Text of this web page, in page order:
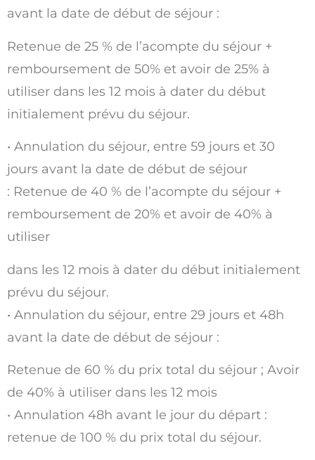
avant la date de début de séjour :
Retenue de 25 % de l’acompte du séjour +
remboursement de 50% et avoir de 25% à
utiliser dans les 12 mois à dater du début
initialement prévu du séjour.
• Annulation du séjour, entre 59 jours et 30
jours avant la date de début de séjour
: Retenue de 40 % de l’acompte du séjour +
remboursement de 20% et avoir de 40% à
utiliser
dans les 12 mois à dater du début initialement
prévu du séjour.
• Annulation du séjour, entre 29 jours et 48h
avant la date de début de séjour :
Retenue de 60 % du prix total du séjour ; Avoir
de 40% à utiliser dans les 12 mois
• Annulation 48h avant le jour du départ :
retenue de 100 % du prix total du séjour.